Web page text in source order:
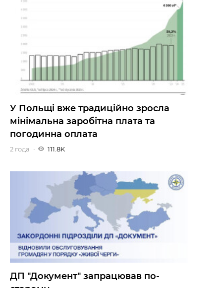
У Польщі вже традиційно зросла
мінімальна заробітна плата та
погодинна оплата
2 года 111.8K
ДП "Документ" запрацював по-